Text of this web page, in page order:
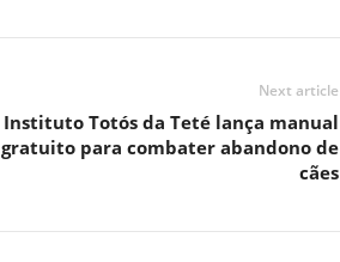
Next article
Instituto Totós da Teté lança manual
gratuito para combater abandono de
cães